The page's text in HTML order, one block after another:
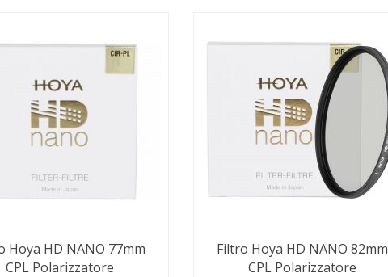
Hoya HD NANO 77mm
CPL Polarizzatore
Filtro Hoya HD NANO 82mm
CPL Polarizzatore